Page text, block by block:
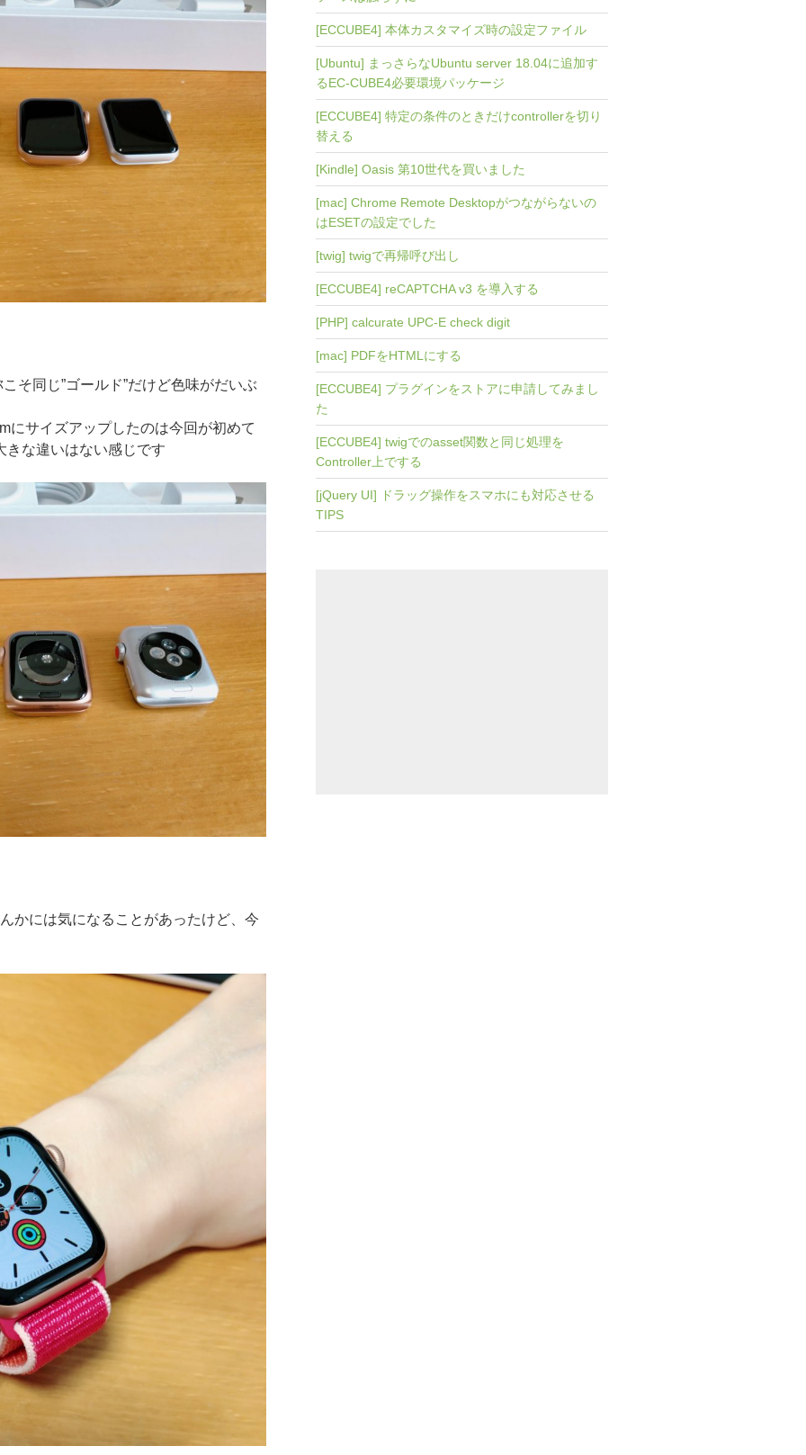
そ同じ”ゴールド”だけど色味がだいぶ
にサイズアップしたのは今回が初めて
きな違いはない感じです
かには気になることがあったけど、今
[ECCUBE4] 本体カスタマイズ時の設定ファイル
[Ubuntu] まっさらなUbuntu server 18.04に追加す
るEC-CUBE4必要環境パッケージ
[ECCUBE4] 特定の条件のときだけcontrollerを切り
替える
[Kindle] Oasis 第10世代を買いました
[mac] Chrome Remote Desktopがつながらないの
はESETの設定でした
[twig] twigで再帰呼び出し
[ECCUBE4] reCAPTCHA v3 を導入する
[PHP] calcurate UPC-E check digit
[mac] PDFをHTMLにする
[ECCUBE4] プラグインをストアに申請してみまし
た
[ECCUBE4] twigでのasset関数と同じ処理を
Controller上でする
[jQuery UI] ドラッグ操作をスマホにも対応させる
TIPS